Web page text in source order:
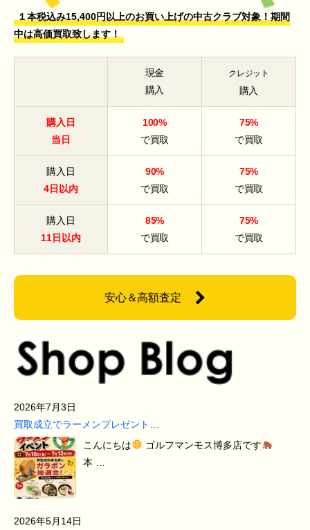
１本税込み15,400円以上のお買い上げの中古クラブ対象！期間
中は高価買取致します！
現金
購入
クレジット
購入
購入日
当日
100%
で買取
75%
で買取
購入日
4日以内
90%
で買取
75%
で買取
購入日
11日以内
85%
で買取
75%
で買取
安心＆高額査定
2026年7月3日
買取成立でラーメンプレゼント…
こんにちは
ゴルフマンモス博多店です
本 …
2026年5月14日